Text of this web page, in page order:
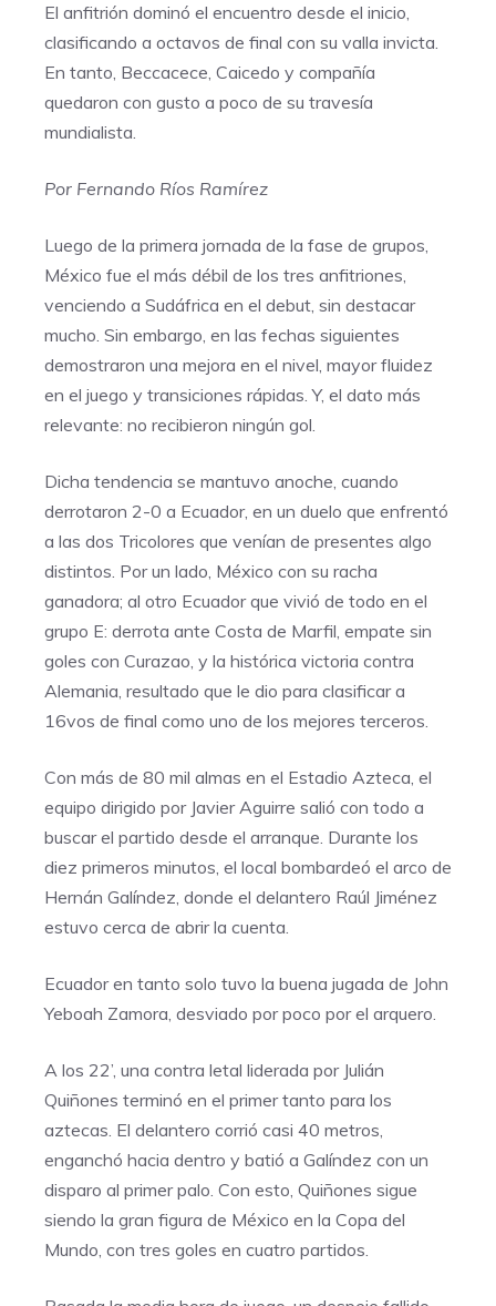
El anfitrión dominó el encuentro desde el inicio,
clasificando a octavos de final con su valla invicta.
En tanto, Beccacece, Caicedo y compañía
quedaron con gusto a poco de su travesía
mundialista.
Por Fernando Ríos Ramírez
Luego de la primera jornada de la fase de grupos,
México fue el más débil de los tres anfitriones,
venciendo a Sudáfrica en el debut, sin destacar
mucho. Sin embargo, en las fechas siguientes
demostraron una mejora en el nivel, mayor fluidez
en el juego y transiciones rápidas. Y, el dato más
relevante: no recibieron ningún gol.
Dicha tendencia se mantuvo anoche, cuando
derrotaron 2-0 a Ecuador, en un duelo que enfrentó
a las dos Tricolores que venían de presentes algo
distintos. Por un lado, México con su racha
ganadora; al otro Ecuador que vivió de todo en el
grupo E: derrota ante Costa de Marfil, empate sin
goles con Curazao, y la histórica victoria contra
Alemania, resultado que le dio para clasificar a
16vos de final como uno de los mejores terceros.
Con más de 80 mil almas en el Estadio Azteca, el
equipo dirigido por Javier Aguirre salió con todo a
buscar el partido desde el arranque. Durante los
diez primeros minutos, el local bombardeó el arco de
Hernán Galíndez, donde el delantero Raúl Jiménez
estuvo cerca de abrir la cuenta.
Ecuador en tanto solo tuvo la buena jugada de John
Yeboah Zamora, desviado por poco por el arquero.
A los 22’, una contra letal liderada por Julián
Quiñones terminó en el primer tanto para los
aztecas. El delantero corrió casi 40 metros,
enganchó hacia dentro y batió a Galíndez con un
disparo al primer palo. Con esto, Quiñones sigue
siendo la gran figura de México en la Copa del
Mundo, con tres goles en cuatro partidos.